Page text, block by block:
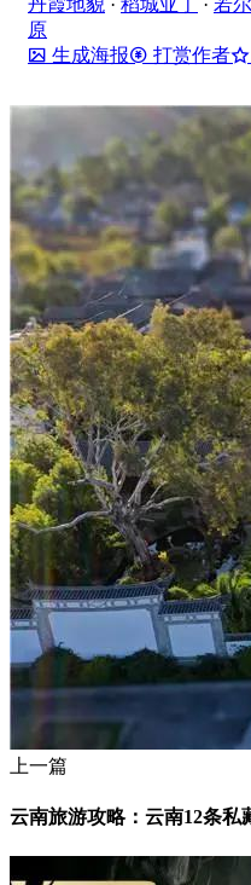
原
生成海报
打赏作者
上一篇
云南旅游攻略：云南12条私